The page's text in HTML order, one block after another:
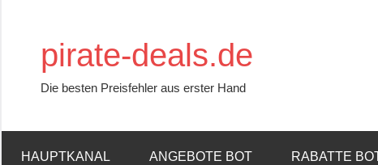
springenpirate-deals.de
Die besten Preisfehler aus erster Hand
HAUPTKANAL ANGEBOTE BOT RABATTE